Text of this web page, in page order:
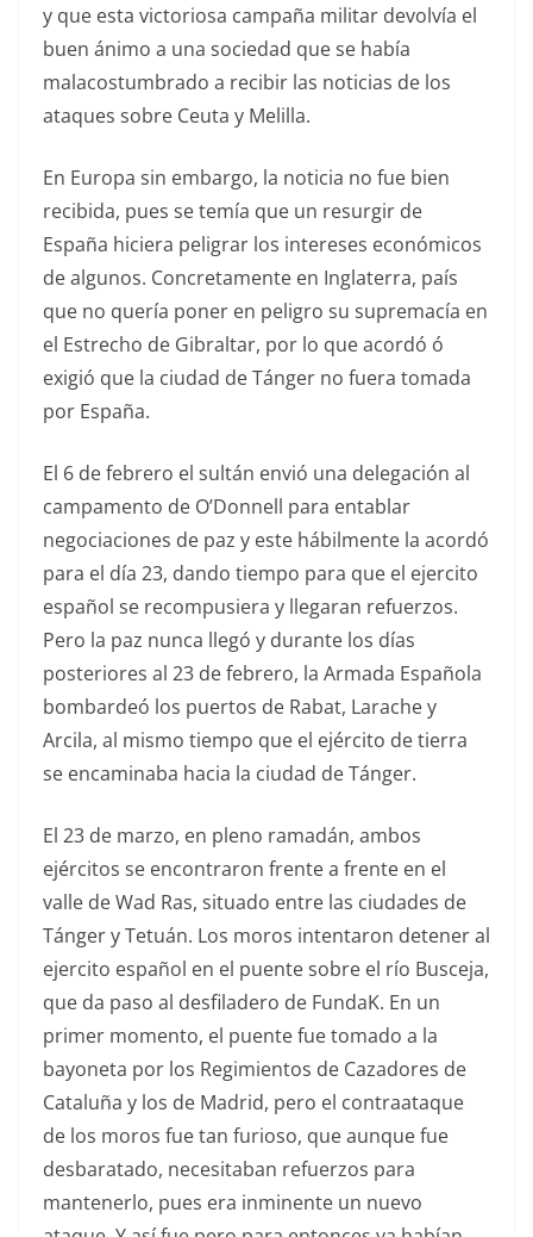
y que esta victoriosa campaña militar devolvía el
buen ánimo a una sociedad que se había
malacostumbrado a recibir las noticias de los
ataques sobre Ceuta y Melilla.
En Europa sin embargo, la noticia no fue bien
recibida, pues se temía que un resurgir de
España hiciera peligrar los intereses económicos
de algunos. Concretamente en Inglaterra, país
que no quería poner en peligro su supremacía en
el Estrecho de Gibraltar, por lo que acordó ó
exigió que la ciudad de Tánger no fuera tomada
por España.
El 6 de febrero el sultán envió una delegación al
campamento de O’Donnell para entablar
negociaciones de paz y este hábilmente la acordó
para el día 23, dando tiempo para que el ejercito
español se recompusiera y llegaran refuerzos.
Pero la paz nunca llegó y durante los días
posteriores al 23 de febrero, la Armada Española
bombardeó los puertos de Rabat, Larache y
Arcila, al mismo tiempo que el ejército de tierra
se encaminaba hacia la ciudad de Tánger.
El 23 de marzo, en pleno ramadán, ambos
ejércitos se encontraron frente a frente en el
valle de Wad Ras, situado entre las ciudades de
Tánger y Tetuán. Los moros intentaron detener al
ejercito español en el puente sobre el río Busceja,
que da paso al desfiladero de FundaK. En un
primer momento, el puente fue tomado a la
bayoneta por los Regimientos de Cazadores de
Cataluña y los de Madrid, pero el contraataque
de los moros fue tan furioso, que aunque fue
desbaratado, necesitaban refuerzos para
mantenerlo, pues era inminente un nuevo